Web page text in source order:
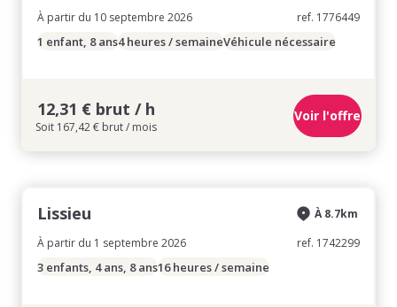
À partir du 10 septembre 2026
ref. 1776449
1 enfant, 8 ans4 heures / semaineVéhicule nécessaire
12,31 € brut / h
Soit 167,42 € brut / mois
Voir l'offre
Lissieu
À partir du 1 septembre 2026
À 8.7km
ref. 1742299
3 enfants, 4 ans, 8 ans16 heures / semaine